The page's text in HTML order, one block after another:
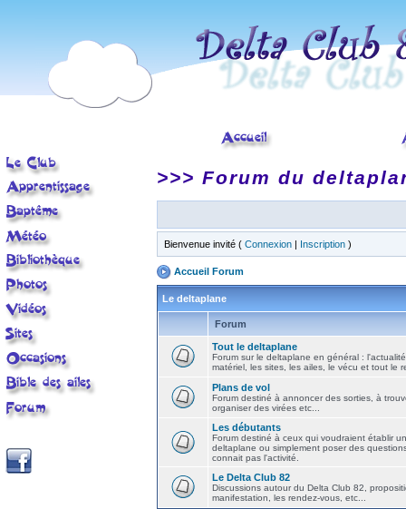
>>> Forum du
Bienvenue invité ( Connexion | Inscription )
Accueil Forum
Le deltaplane
Forum
Tout le deltaplane
Forum sur le deltaplane en général :
matériel, les sites, les ailes, le vécu et tout le
Plans de vol
Forum destiné à annoncer des sorties, à
organiser des virées etc...
Les débutants
Forum destiné à ceux qui voudraient établir
deltaplane ou simplement poser des
connait pas l'activité.
Le Delta Club 82
Discussions autour du Delta Club 82,
manifestation, les rendez-vous, etc...